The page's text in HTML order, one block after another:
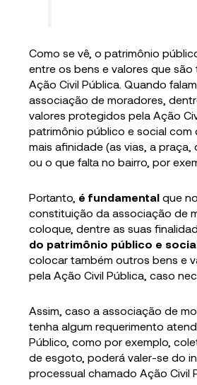
Como se vê, o patrimônio
entre os bens e valores que
Ação Civil Pública. Quando
associação de moradores,
valores protegidos pela Ação
patrimônio público e social com
mais afinidade (as vias, a
ou o que falta no bairro, por
Portanto, é fundamental que
constituição da associação de
coloque, dentre as suas
do patrimônio público e
colocar também outros bens e
pela Ação Civil Pública, caso
Assim, caso a associação de
tenha algum requerimento
Público, como por exemplo,
de esgoto, poderá valer-se do
processual chamado Ação Civil